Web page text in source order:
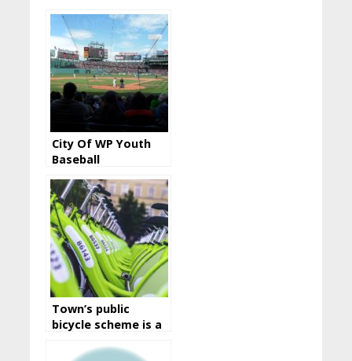
City Of WP Youth
Baseball
Town’s public
bicycle scheme is a
around the city